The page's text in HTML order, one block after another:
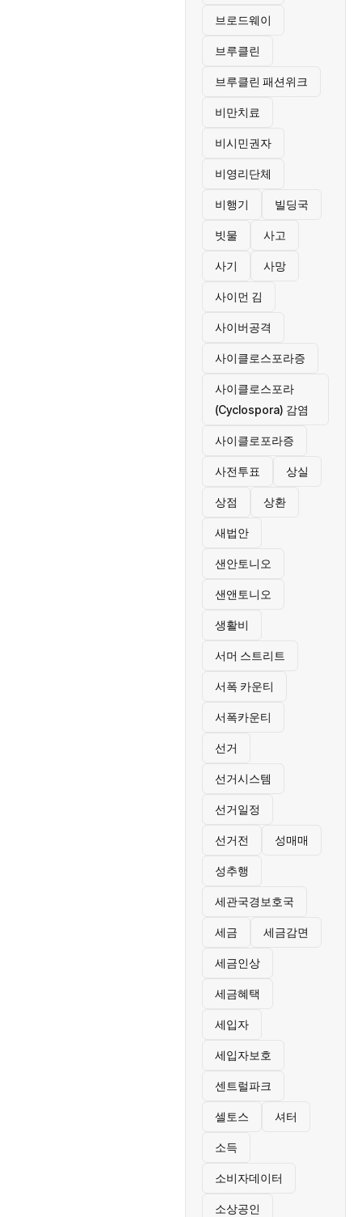
브로드웨이
브루클린
브루클린 패션위크
비만치료
비시민권자
비영리단체
비행기 빌딩국
빗물 사고
사기 사망
사이먼 김
사이버공격
사이클로스포라증
사이클로스포라
(Cyclospora) 감염
사이클로포라증
사전투표 상실
상점 상환
새법안
샌안토니오
샌앤토니오
생활비
서머 스트리트
서폭 카운티
서폭카운티
선거
선거시스템
선거일정
선거전 성매매
성추행
세관국경보호국
세금 세금감면
세금인상
세금혜택
세입자
세입자보호
센트럴파크
셀토스 셔터
소득
소비자데이터
소상공인